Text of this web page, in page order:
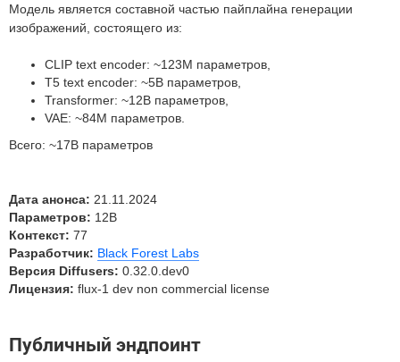
Модель является составной частью пайплайна генерации
изображений, состоящего из:
CLIP text encoder: ~123M параметров,
T5 text encoder: ~5B параметров,
Transformer: ~12B параметров,
VAE: ~84M параметров.
Всего: ~17B параметров
Дата анонса: 21.11.2024
Параметров: 12B
Контекст: 77
Разработчик: Black Forest Labs
Версия Diffusers: 0.32.0.dev0
Лицензия: flux-1 dev non commercial license
Публичный эндпоинт